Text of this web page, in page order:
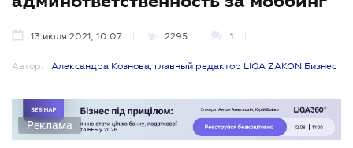
13 июля 2021, 10:07 2295 1
Автор: Александра Кознова, главный редактор LIGA ZAKON Бизнес
Реклама